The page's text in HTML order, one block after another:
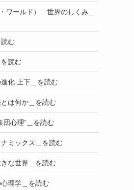
ワールド） 世界のしくみ＿
む
読む
化 上下＿を読む
は何か＿を読む
団心理”＿を読む
ミックス＿を読む
な世界＿を読む
理学＿を読む